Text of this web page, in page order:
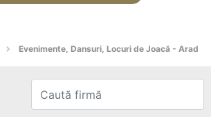
Evenimente, Dansuri, Locuri de Joacă - Arad